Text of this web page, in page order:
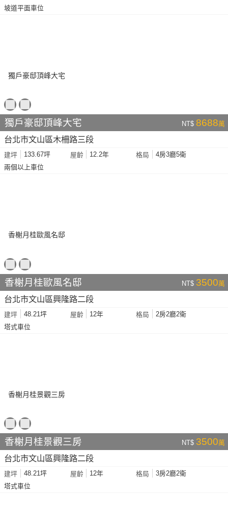
坡道平面車位
獨戶豪邸頂峰大宅 NT$ 8688萬
台北市文山區木柵路三段
建坪 133.67坪 屋齡 12.2年 格局
4房3廳5衛
兩個以上車位
香榭月桂歐風名邸 NT$ 3500萬
台北市文山區興隆路二段
建坪 48.21坪 屋齡 12年 格局
2房2廳2衛
塔式車位
香榭月桂景觀三房 NT$ 3500萬
台北市文山區興隆路二段
建坪 48.21坪 屋齡 12年 格局
3房2廳2衛
塔式車位